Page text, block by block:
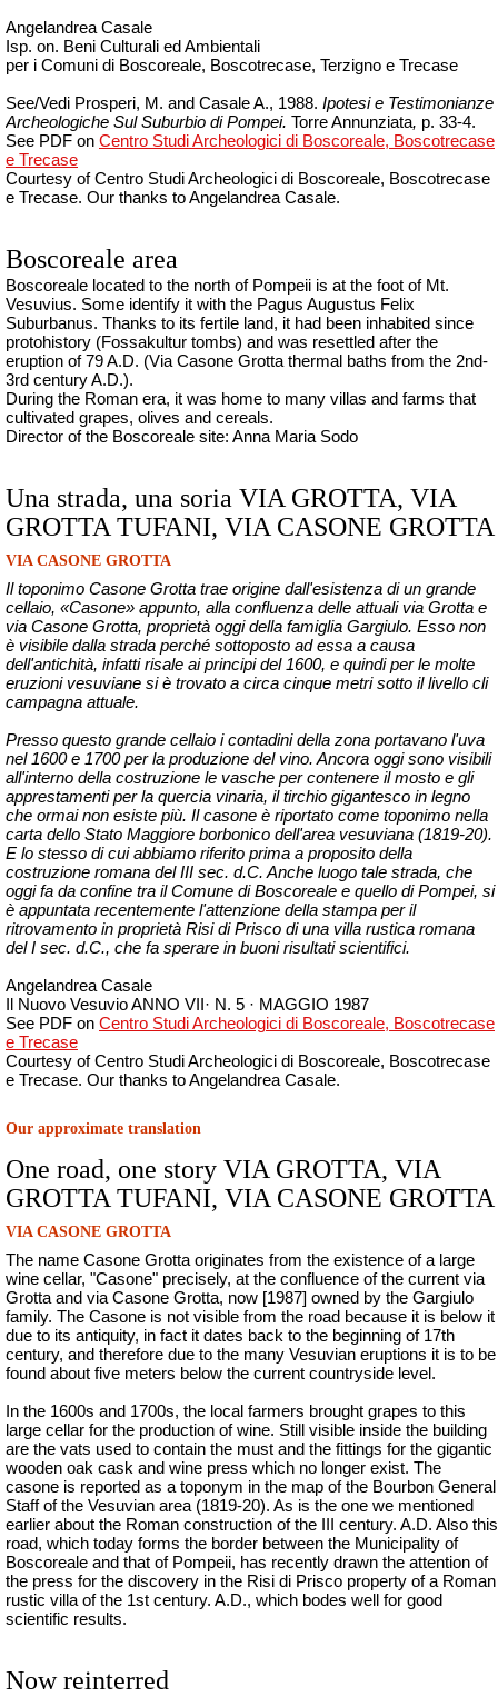
Angelandrea Casale
Isp. on. Beni Culturali ed Ambientali
per i Comuni di Boscoreale, Boscotrecase, Terzigno e Trecase
See/Vedi Prosperi, M. and Casale A., 1988. Ipotesi e Testimonianze
Archeologiche Sul Suburbio di Pompei. Torre Annunziata, p. 33-4.
See PDF on Centro Studi Archeologici di Boscoreale, Boscotrecase
e Trecase
Courtesy of Centro Studi Archeologici di Boscoreale, Boscotrecase
e Trecase. Our thanks to Angelandrea Casale.
Boscoreale area
Boscoreale located to the north of Pompeii is at the foot of Mt.
Vesuvius. Some identify it with the Pagus Augustus Felix
Suburbanus. Thanks to its fertile land, it had been inhabited since
protohistory (Fossakultur tombs) and was resettled after the
eruption of 79 A.D. (Via Casone Grotta thermal baths from the 2nd-
3rd century A.D.).
During the Roman era, it was home to many villas and farms that
cultivated grapes, olives and cereals.
Director of the Boscoreale site: Anna Maria Sodo
Una strada, una soria VIA GROTTA, VIA
GROTTA TUFANI, VIA CASONE GROTTA
VIA CASONE GROTTA
Il toponimo Casone Grotta trae origine dall'esistenza di un grande
cellaio, «Casone» appunto, alla confluenza delle attuali via Grotta e
via Casone Grotta, proprietà oggi della famiglia Gargiulo. Esso non
è visibile dalla strada perché sottoposto ad essa a causa
dell'antichità, infatti risale ai principi del 1600, e quindi per le molte
eruzioni vesuviane si è trovato a circa cinque metri sotto il livello cli
campagna attuale.
Presso questo grande cellaio i contadini della zona portavano l'uva
nel 1600 e 1700 per la produzione del vino. Ancora oggi sono visibili
all'interno della costruzione le vasche per contenere il mosto e gli
apprestamenti per la quercia vinaria, il tirchio gigantesco in legno
che ormai non esiste più. Il casone è riportato come toponimo nella
carta dello Stato Maggiore borbonico dell'area vesuviana (1819-20).
E lo stesso di cui abbiamo riferito prima a proposito della
costruzione romana del III sec. d.C. Anche luogo tale strada, che
oggi fa da confine tra il Comune di Boscoreale e quello di Pompei, si
è appuntata recentemente l'attenzione della stampa per il
ritrovamento in proprietà Risi di Prisco di una villa rustica romana
del I sec. d.C., che fa sperare in buoni risultati scientifici.
Angelandrea Casale
Il Nuovo Vesuvio ANNO VII· N. 5 · MAGGIO 1987
See PDF on Centro Studi Archeologici di Boscoreale, Boscotrecase
e Trecase
Courtesy of Centro Studi Archeologici di Boscoreale, Boscotrecase
e Trecase. Our thanks to Angelandrea Casale.
Our approximate translation
One road, one story VIA GROTTA, VIA
GROTTA TUFANI, VIA CASONE GROTTA
VIA CASONE GROTTA
The name Casone Grotta originates from the existence of a large
wine cellar, "Casone" precisely, at the confluence of the current via
Grotta and via Casone Grotta, now [1987] owned by the Gargiulo
family. The Casone is not visible from the road because it is below it
due to its antiquity, in fact it dates back to the beginning of 17th
century, and therefore due to the many Vesuvian eruptions it is to be
found about five meters below the current countryside level.
In the 1600s and 1700s, the local farmers brought grapes to this
large cellar for the production of wine. Still visible inside the building
are the vats used to contain the must and the fittings for the gigantic
wooden oak cask and wine press which no longer exist. The
casone is reported as a toponym in the map of the Bourbon General
Staff of the Vesuvian area (1819-20). As is the one we mentioned
earlier about the Roman construction of the III century. A.D. Also this
road, which today forms the border between the Municipality of
Boscoreale and that of Pompeii, has recently drawn the attention of
the press for the discovery in the Risi di Prisco property of a Roman
rustic villa of the 1st century. A.D., which bodes well for good
scientific results.
Now reinterred